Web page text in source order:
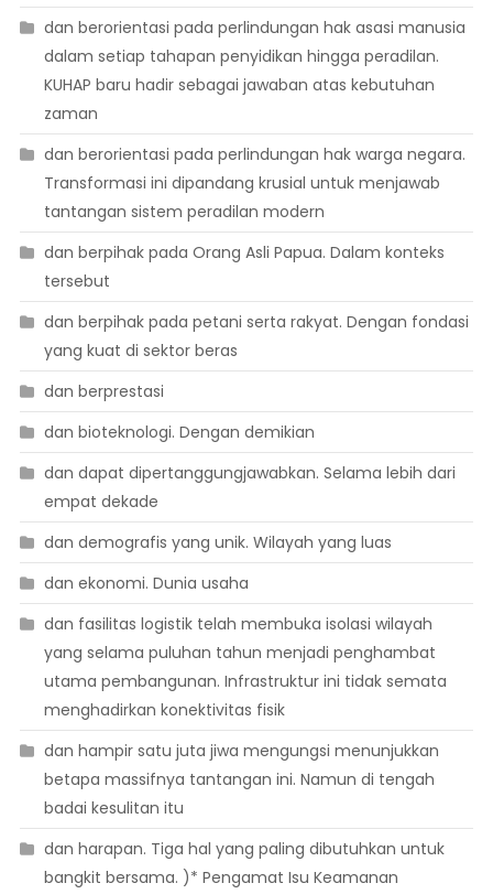
dan berorientasi pada perlindungan hak asasi manusia
dalam setiap tahapan penyidikan hingga peradilan.
KUHAP baru hadir sebagai jawaban atas kebutuhan
zaman
dan berorientasi pada perlindungan hak warga negara.
Transformasi ini dipandang krusial untuk menjawab
tantangan sistem peradilan modern
dan berpihak pada Orang Asli Papua. Dalam konteks
tersebut
dan berpihak pada petani serta rakyat. Dengan fondasi
yang kuat di sektor beras
dan berprestasi
dan bioteknologi. Dengan demikian
dan dapat dipertanggungjawabkan. Selama lebih dari
empat dekade
dan demografis yang unik. Wilayah yang luas
dan ekonomi. Dunia usaha
dan fasilitas logistik telah membuka isolasi wilayah
yang selama puluhan tahun menjadi penghambat
utama pembangunan. Infrastruktur ini tidak semata
menghadirkan konektivitas fisik
dan hampir satu juta jiwa mengungsi menunjukkan
betapa massifnya tantangan ini. Namun di tengah
badai kesulitan itu
dan harapan. Tiga hal yang paling dibutuhkan untuk
bangkit bersama. )* Pengamat Isu Keamanan